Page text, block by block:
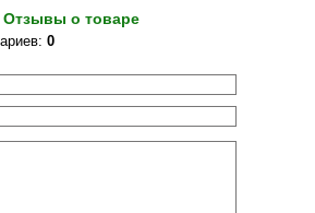
Отзывы о товаре
: 0